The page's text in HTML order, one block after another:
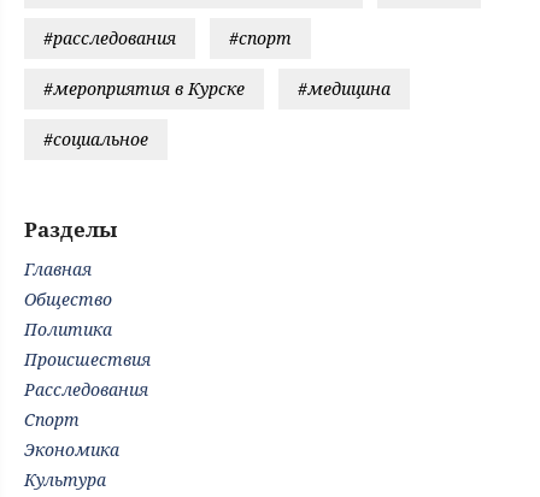
#расследования #спорт
#мероприятия в Курске #медицина
#социальное
Разделы
Главная
Общество
Политика
Происшествия
Расследования
Спорт
Экономика
Культура